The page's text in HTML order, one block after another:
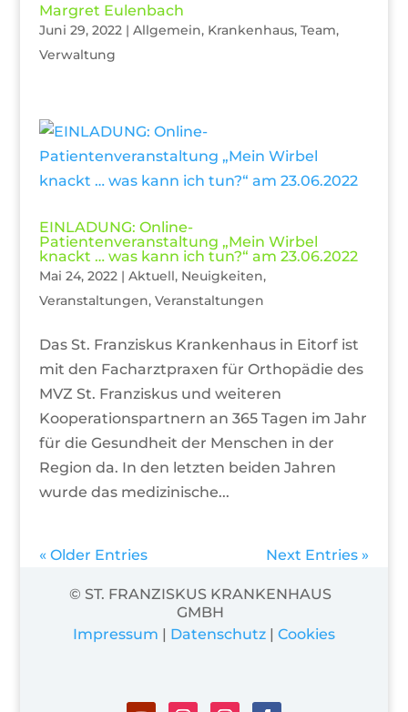
Margret Eulenbach
Juni 29, 2022| Allgemein, Krankenhaus, Team,
Verwaltung
EINLADUNG: Online-
Patientenveranstaltung „Mein Wirbel
knackt … was kann ich tun?“ am 23.06.2022
Mai 24, 2022| Aktuell, Neuigkeiten,
Veranstaltungen, Veranstaltungen
Das St. Franziskus Krankenhaus in Eitorf ist
mit den Facharztpraxen für Orthopädie des
MVZ St. Franziskus und weiteren
Kooperationspartnern an 365 Tagen im Jahr
für die Gesundheit der Menschen in der
Region da. In den letzten beiden Jahren
wurde das medizinische...
« Older Entries Next Entries »
© ST. FRANZISKUS KRANKENHAUS
GMBH
Impressum | Datenschutz | Cookies